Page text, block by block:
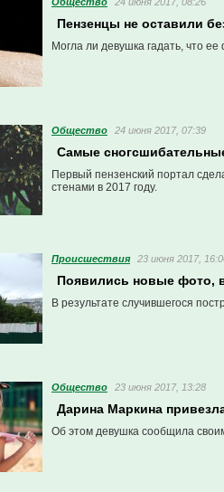
Пензенцы не оставили
Могла ли девушка гадать, что
Общество 24 июня 2017, 07:39
Самые
Первый пензенский портал
стенами в 2017 году.
Проиcшествия 23 июня 2017,
Появились новые фото,
В результате случившегося
Общество 23 июня 2017, 13:28
Дарина Маркина
Об этом девушка сообщила